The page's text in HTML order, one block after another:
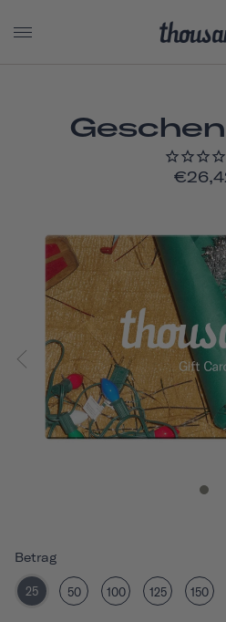
Betrag
25 50 100 125 150